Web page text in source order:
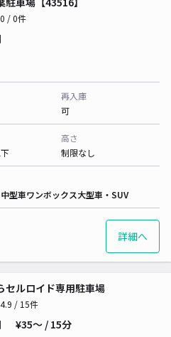
0 / 0件
再入庫
可
高さ
制限なし
中型車ワンボックス大型車・SUV
詳細へ
セルロイド専用駐車場
4.9 / 15件
¥35〜 / 15分